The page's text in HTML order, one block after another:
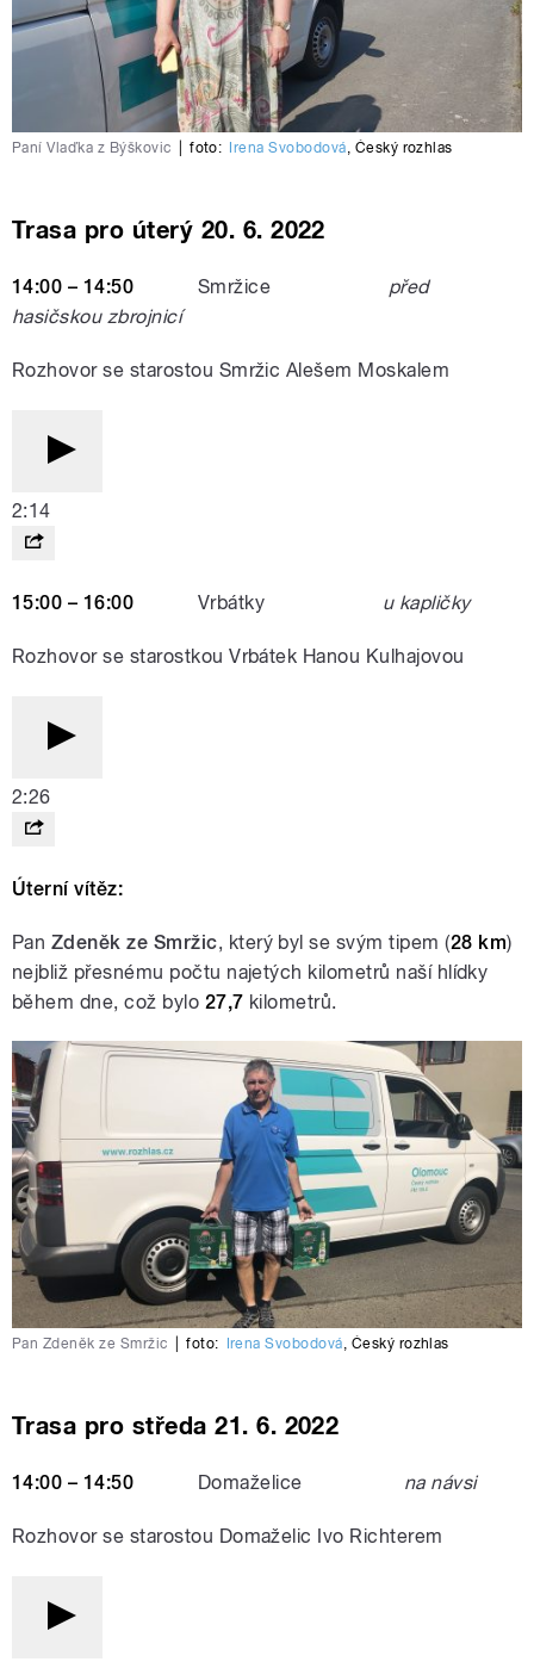
Paní Vlaďka z Býškovic foto: Irena Svobodová, Český rozhlas
Trasa pro úterý 20. 6. 2022
14:00 – 14:50 Smržice
před
hasičskou zbrojnicí
Rozhovor se starostou Smržic Alešem Moskalem
2:14
15:00 – 16:00 Vrbátky u kapličky
Rozhovor se starostkou Vrbátek Hanou Kulhajovou
2:26
Úterní vítěz:
Pan Zdeněk ze Smržic, který byl se svým tipem (28 km)
nejbliž přesnému počtu najetých kilometrů naší hlídky
během dne, což bylo 27,7 kilometrů.
Pan Zdeněk ze Smržic foto: Irena Svobodová, Český rozhlas
Trasa pro středa 21. 6. 2022
14:00 – 14:50 Domaželice na návsi
Rozhovor se starostou Domaželic Ivo Richterem